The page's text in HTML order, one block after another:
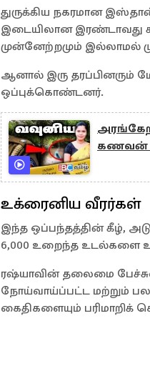
துருக்கிய நகரமான
இடையிலான இரண்டாவது
முன்னேற்றமும் இல்லாமல்
ஆனால் இரு தரப்பினரும்
ஒப்புக்கொண்டனர்.
கணவன் -
உக்ரைனிய வீரர்கள்
இந்த ஒப்பந்தத்தின் கீழ்,
6,000 உறைந்த உடல்களை
ரஷ்யாவின் தலைமை
நோய்வாய்ப்பட்ட மற்றும்
கைதிகளையும்